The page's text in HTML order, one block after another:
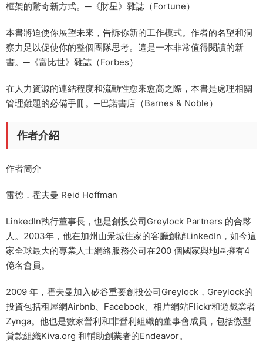
框架的驚奇新方式。─《財星》雜誌（Fortune）
本書將迫使你展望未來，告訴你新的工作模式。作者的名望和洞
察力足以促使你的整個團隊思考。這是一本非常值得閱讀的新
書。─《富比世》雜誌（Forbes）
在人力資源的連結程度和流動性愈來愈高之際，本書是處理相關
管理難題的必備手冊。─巴諾書店（Barnes & Noble）
作者介紹
作者簡介
雷德．霍夫曼 Reid Hoffman
LinkedIn執行董事長，也是創投公司Greylock Partners 的合夥
人。2003年，他在加州山景城住家的客廳創辦LinkedIn，如今這
家全球最大的專業人士網絡服務公司在200 個國家與地區擁有4
億名會員。
2009 年，霍夫曼加入矽谷重要創投公司Greylock，Greylock的
投資包括租屋網Airbnb、Facebook、相片網站Flickr和遊戲業者
Zynga。他也是數家營利和非營利組織的董事會成員，包括微型
貸款組織Kiva.org 和輔助創業者的Endeavor。